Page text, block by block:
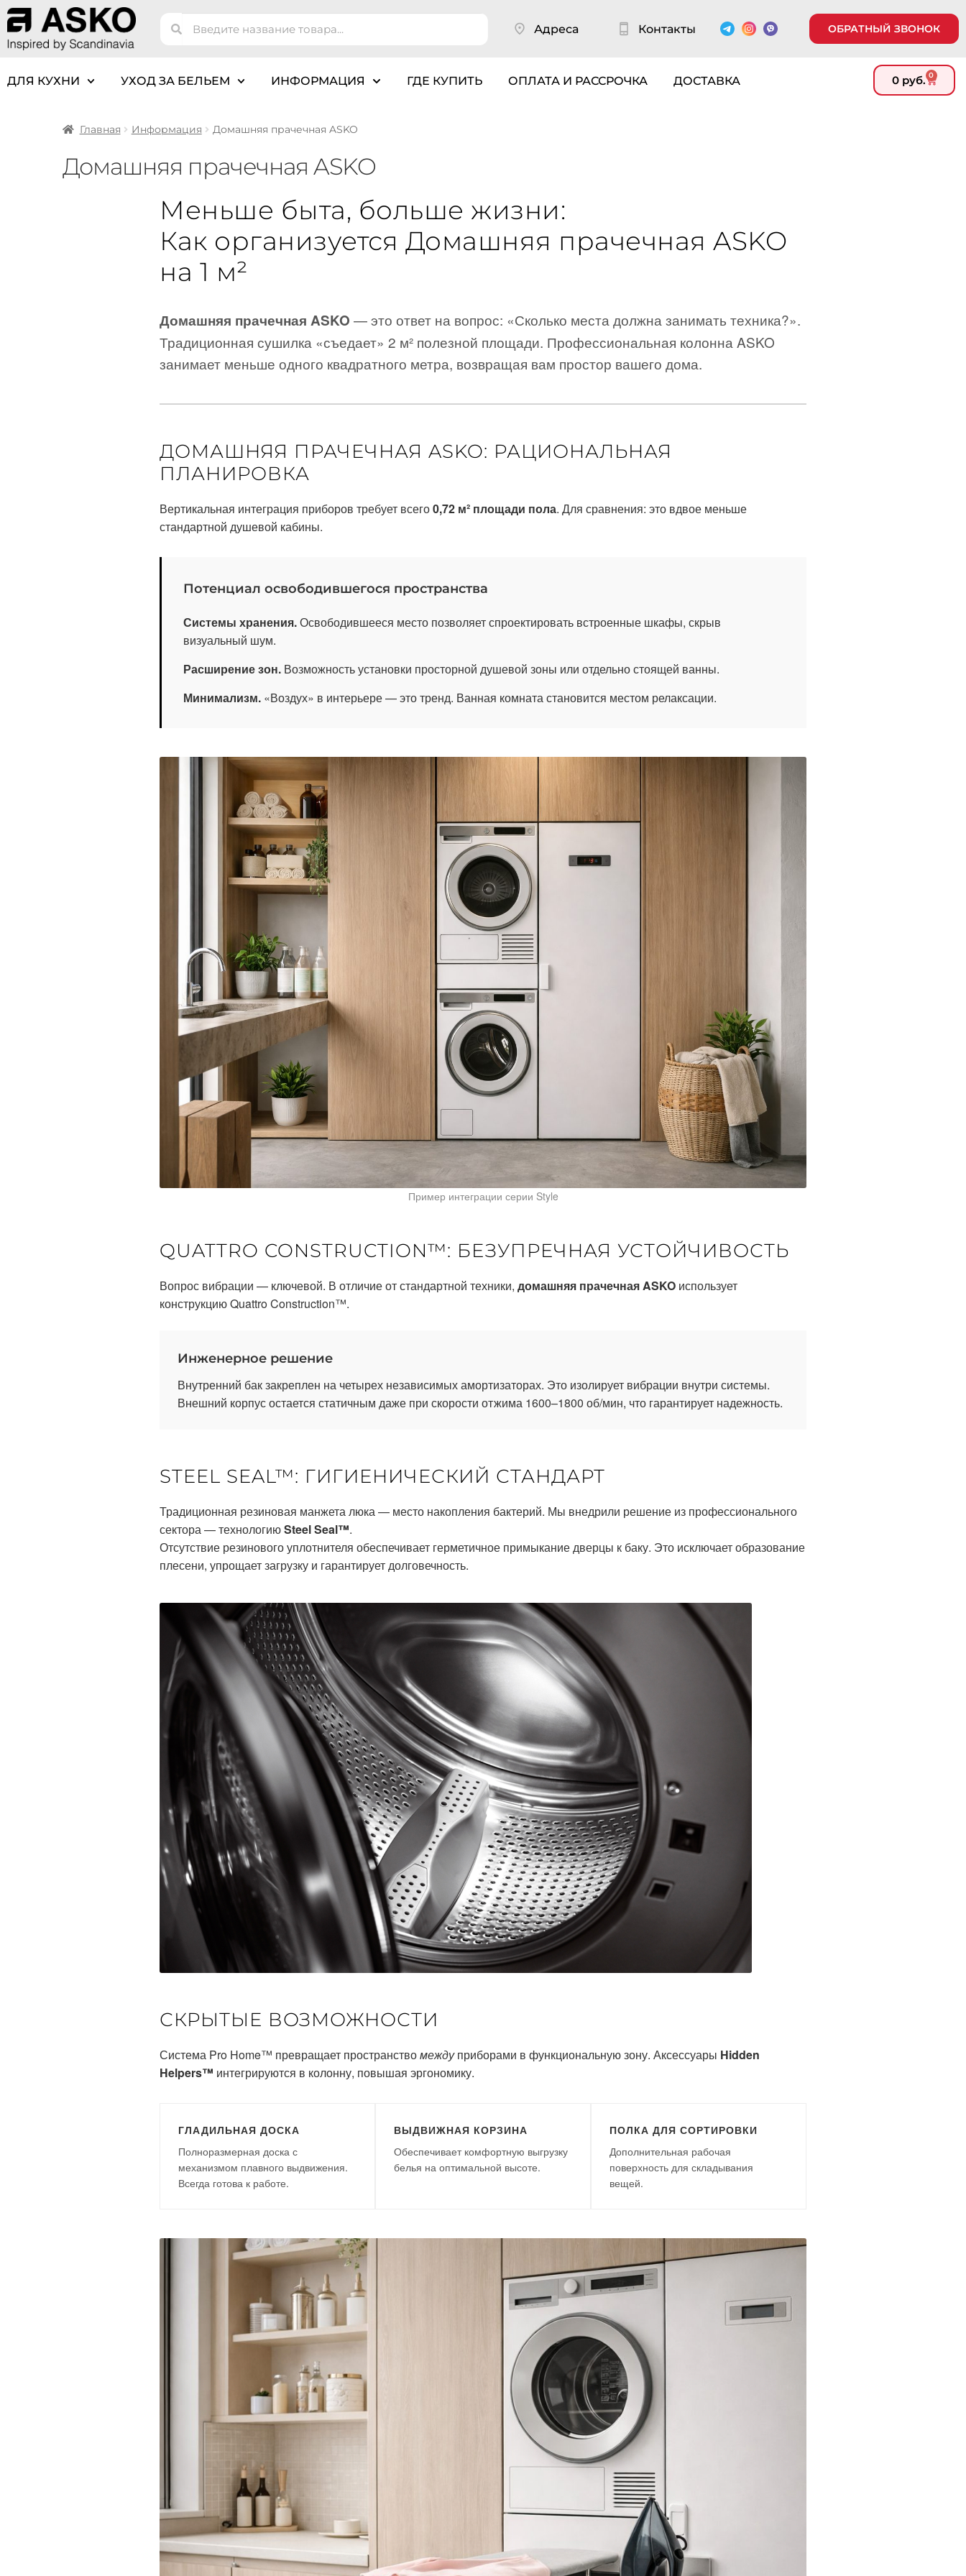
Адреса Контакты ОБРАТНЫЙ ЗВОНОК
ДЛЯ КУХНИ УХОД ЗА БЕЛЬЕМ ИНФОРМАЦИЯ ГДЕ КУПИТЬ ОПЛАТА И РАССРОЧКА ДОСТАВКА 0 руб. 0
Главная Информация Домашняя прачечная ASKO
Домашняя прачечная ASKO
Меньше быта, больше жизни:
Как организуется Домашняя прачечная ASKO
на 1 м²
Домашняя прачечная ASKO — это ответ на вопрос: «Сколько места должна занимать техника?».
Традиционная сушилка «съедает» 2 м² полезной площади. Профессиональная колонна ASKO
занимает меньше одного квадратного метра, возвращая вам простор вашего дома.
ДОМАШНЯЯ ПРАЧЕЧНАЯ ASKO: РАЦИОНАЛЬНАЯ
ПЛАНИРОВКА
Вертикальная интеграция приборов требует всего0,72 м² площади пола. Для сравнения: это вдвое меньше
стандартной душевой кабины.
Потенциал освободившегося пространства
Системы хранения.Освободившееся место позволяет спроектировать встроенные шкафы, скрыв
визуальный шум.
Расширение зон. Возможность установки просторной душевой зоны или отдельно стоящей ванны.
Минимализм. «Воздух» в интерьере — это тренд. Ванная комната становится местом релаксации.
Пример интеграции серии Style
QUATTRO CONSTRUCTION™: БЕЗУПРЕЧНАЯ УСТОЙЧИВОСТЬ
Вопрос вибрации — ключевой. В отличие от стандартной техники, домашняя прачечная ASKO использует
конструкцию Quattro Construction™.
Инженерное решение
Внутренний бак закреплен на четырех независимых амортизаторах. Это изолирует вибрации внутри системы.
Внешний корпус остается статичным даже при скорости отжима 1600–1800 об/мин, что гарантирует надежность.
STEEL SEAL™: ГИГИЕНИЧЕСКИЙ СТАНДАРТ
Традиционная резиновая манжета люка — место накопления бактерий. Мы внедрили решение из профессионального
сектора — технологиюSteel Seal™.
Отсутствие резинового уплотнителя обеспечивает герметичное примыкание дверцы к баку. Это исключает образование
плесени, упрощает загрузку и гарантирует долговечность.
СКРЫТЫЕ ВОЗМОЖНОСТИ
Система Pro Home™ превращает пространствомеждуприборами в функциональную зону. Аксессуары Hidden
Helpers™ интегрируются в колонну, повышая эргономику.
ГЛАДИЛЬНАЯ ДОСКА
Полноразмерная доска с
механизмом плавного выдвижения.
Всегда готова к работе.
ВЫДВИЖНАЯ КОРЗИНА
Обеспечивает комфортную выгрузку
белья на оптимальной высоте.
ПОЛКА ДЛЯ СОРТИРОВКИ
Дополнительная рабочая
поверхность для складывания
вещей.